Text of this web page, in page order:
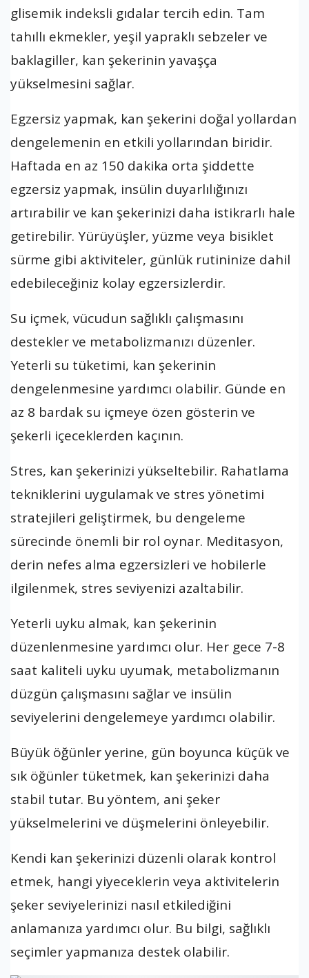
glisemik indeksli gıdalar tercih edin. Tam
tahıllı ekmekler, yeşil yapraklı sebzeler ve
baklagiller, kan şekerinin yavaşça
yükselmesini sağlar.
Egzersiz yapmak, kan şekerini doğal yollardan
dengelemenin en etkili yollarından biridir.
Haftada en az 150 dakika orta şiddette
egzersiz yapmak, insülin duyarlılığınızı
artırabilir ve kan şekerinizi daha istikrarlı hale
getirebilir. Yürüyüşler, yüzme veya bisiklet
sürme gibi aktiviteler, günlük rutininize dahil
edebileceğiniz kolay egzersizlerdir.
Su içmek, vücudun sağlıklı çalışmasını
destekler ve metabolizmanızı düzenler.
Yeterli su tüketimi, kan şekerinin
dengelenmesine yardımcı olabilir. Günde en
az 8 bardak su içmeye özen gösterin ve
şekerli içeceklerden kaçının.
Stres, kan şekerinizi yükseltebilir. Rahatlama
tekniklerini uygulamak ve stres yönetimi
stratejileri geliştirmek, bu dengeleme
sürecinde önemli bir rol oynar. Meditasyon,
derin nefes alma egzersizleri ve hobilerle
ilgilenmek, stres seviyenizi azaltabilir.
Yeterli uyku almak, kan şekerinin
düzenlenmesine yardımcı olur. Her gece 7-8
saat kaliteli uyku uyumak, metabolizmanın
düzgün çalışmasını sağlar ve insülin
seviyelerini dengelemeye yardımcı olabilir.
Büyük öğünler yerine, gün boyunca küçük ve
sık öğünler tüketmek, kan şekerinizi daha
stabil tutar. Bu yöntem, ani şeker
yükselmelerini ve düşmelerini önleyebilir.
Kendi kan şekerinizi düzenli olarak kontrol
etmek, hangi yiyeceklerin veya aktivitelerin
şeker seviyelerinizi nasıl etkilediğini
anlamanıza yardımcı olur. Bu bilgi, sağlıklı
seçimler yapmanıza destek olabilir.